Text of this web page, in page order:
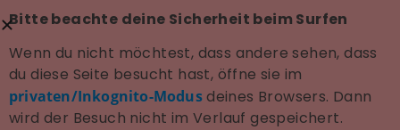
Bitte beachte deine Sicherheit beim Surfen
Wenn du nicht möchtest, dass andere sehen, dass
du diese Seite besucht hast, öffne sie im
privaten/Inkognito-Modusdeines Browsers. Dann
wird der Besuch nicht im Verlauf gespeichert.